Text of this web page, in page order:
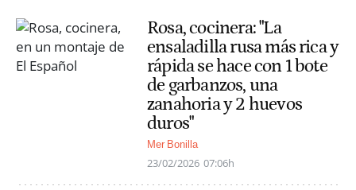
Rosa, cocinera: "La
ensaladilla rusa más rica y
rápida se hace con 1 bote
de garbanzos, una
zanahoria y 2 huevos
duros"
Mer Bonilla
23/02/2026 07:06h